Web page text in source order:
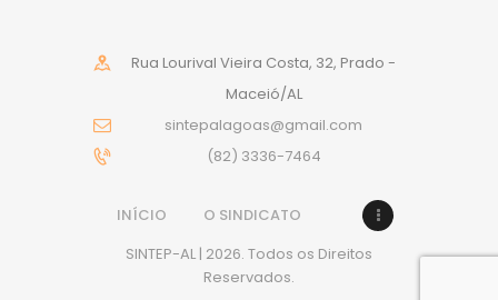
Rua Lourival Vieira Costa, 32, Prado -
Maceió/AL
sintepalagoas@gmail.com
(82) 3336-7464
INÍCIO
O SINDICATO
SINTEP-AL | 2026. Todos os Direitos
Reservados.